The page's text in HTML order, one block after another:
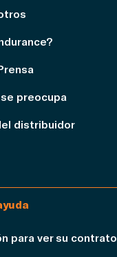
preocupa
distribuidor
para ver su contrato